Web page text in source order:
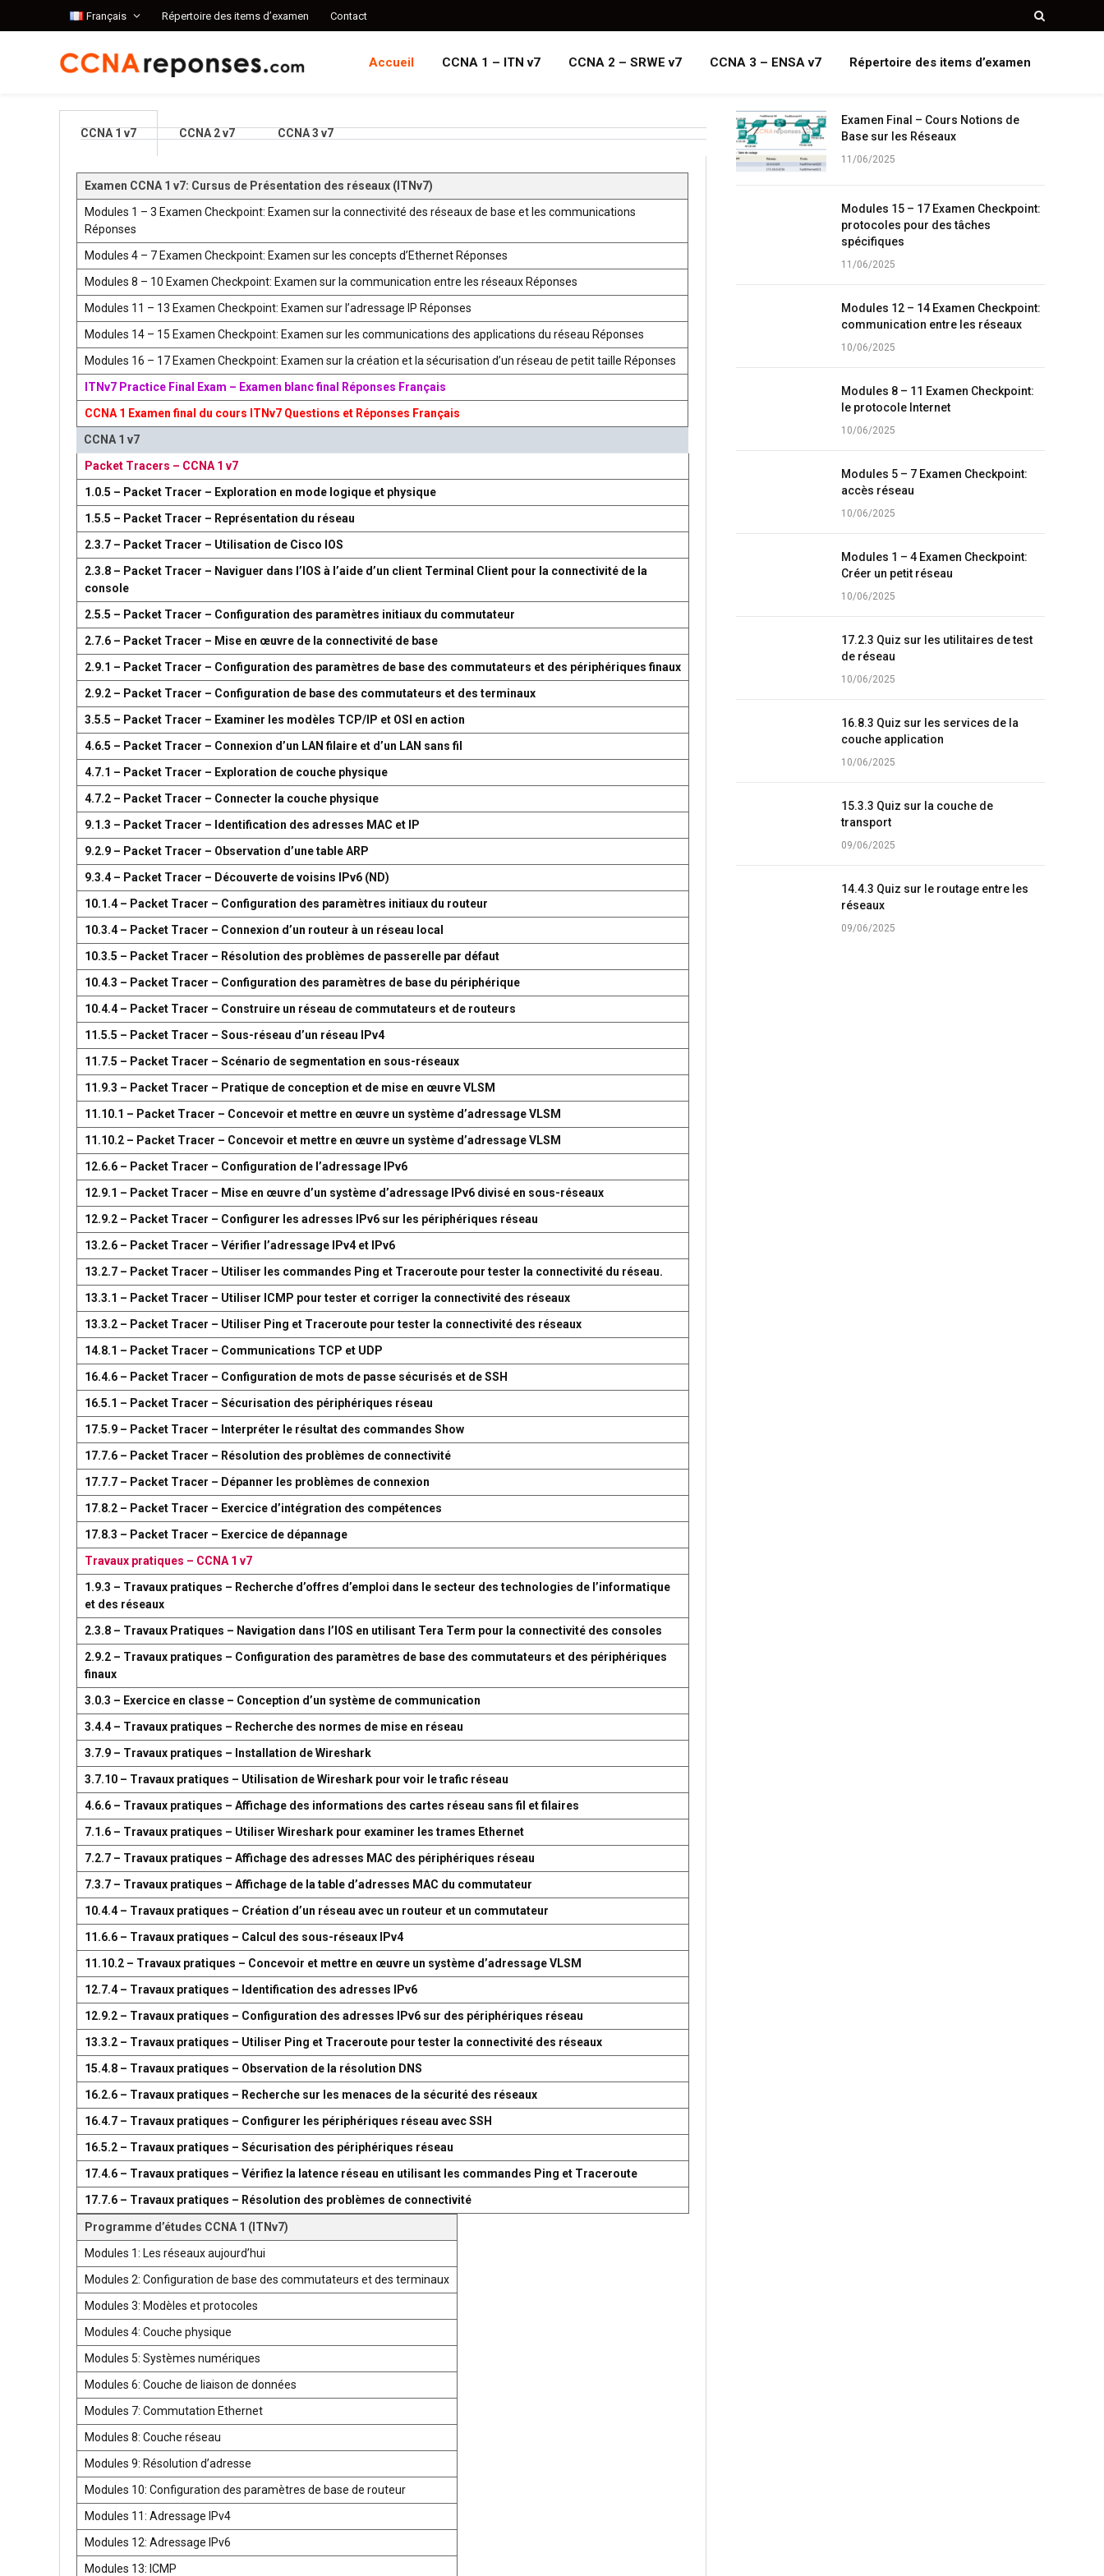
Français Répertoire des items d’examen Contact
Accueil CCNA 1 – ITN v7 CCNA 2 – SRWE v7 CCNA 3 – ENSA v7 Répertoire des items d’examen
CCNA 1 v7 CCNA 2 v7 CCNA 3 v7
Examen CCNA 1 v7: Cursus de Présentation des réseaux (ITNv7)
Modules 1 – 3 Examen Checkpoint: Examen sur la connectivité des réseaux de base et les communications
Réponses
Modules 4 – 7 Examen Checkpoint: Examen sur les concepts d’Ethernet Réponses
Modules 8 – 10 Examen Checkpoint: Examen sur la communication entre les réseaux Réponses
Modules 11 – 13 Examen Checkpoint: Examen sur l’adressage IP Réponses
Modules 14 – 15 Examen Checkpoint: Examen sur les communications des applications du réseau Réponses
Modules 16 – 17 Examen Checkpoint: Examen sur la création et la sécurisation d’un réseau de petit taille Réponses
ITNv7 Practice Final Exam – Examen blanc final Réponses Français
CCNA 1 Examen final du cours ITNv7 Questions et Réponses Français
CCNA 1 v7
Packet Tracers – CCNA 1 v7
1.0.5 – Packet Tracer – Exploration en mode logique et physique
1.5.5 – Packet Tracer – Représentation du réseau
2.3.7 – Packet Tracer – Utilisation de Cisco IOS
2.3.8 – Packet Tracer – Naviguer dans l’IOS à l’aide d’un client Terminal Client pour la connectivité de la
console
2.5.5 – Packet Tracer – Configuration des paramètres initiaux du commutateur
2.7.6 – Packet Tracer – Mise en œuvre de la connectivité de base
2.9.1 – Packet Tracer – Configuration des paramètres de base des commutateurs et des périphériques finaux
2.9.2 – Packet Tracer – Configuration de base des commutateurs et des terminaux
3.5.5 – Packet Tracer – Examiner les modèles TCP/IP et OSI en action
4.6.5 – Packet Tracer – Connexion d’un LAN filaire et d’un LAN sans fil
4.7.1 – Packet Tracer – Exploration de couche physique
4.7.2 – Packet Tracer – Connecter la couche physique
9.1.3 – Packet Tracer – Identification des adresses MAC et IP
9.2.9 – Packet Tracer – Observation d’une table ARP
9.3.4 – Packet Tracer – Découverte de voisins IPv6 (ND)
10.1.4 – Packet Tracer – Configuration des paramètres initiaux du routeur
10.3.4 – Packet Tracer – Connexion d’un routeur à un réseau local
10.3.5 – Packet Tracer – Résolution des problèmes de passerelle par défaut
10.4.3 – Packet Tracer – Configuration des paramètres de base du périphérique
10.4.4 – Packet Tracer – Construire un réseau de commutateurs et de routeurs
11.5.5 – Packet Tracer – Sous-réseau d’un réseau IPv4
11.7.5 – Packet Tracer – Scénario de segmentation en sous-réseaux
11.9.3 – Packet Tracer – Pratique de conception et de mise en œuvre VLSM
11.10.1 – Packet Tracer – Concevoir et mettre en œuvre un système d’adressage VLSM
11.10.2 – Packet Tracer – Concevoir et mettre en œuvre un système d’adressage VLSM
12.6.6 – Packet Tracer – Configuration de l’adressage IPv6
12.9.1 – Packet Tracer – Mise en œuvre d’un système d’adressage IPv6 divisé en sous-réseaux
12.9.2 – Packet Tracer – Configurer les adresses IPv6 sur les périphériques réseau
13.2.6 – Packet Tracer – Vérifier l’adressage IPv4 et IPv6
13.2.7 – Packet Tracer – Utiliser les commandes Ping et Traceroute pour tester la connectivité du réseau.
13.3.1 – Packet Tracer – Utiliser ICMP pour tester et corriger la connectivité des réseaux
13.3.2 – Packet Tracer – Utiliser Ping et Traceroute pour tester la connectivité des réseaux
14.8.1 – Packet Tracer – Communications TCP et UDP
16.4.6 – Packet Tracer – Configuration de mots de passe sécurisés et de SSH
16.5.1 – Packet Tracer – Sécurisation des périphériques réseau
17.5.9 – Packet Tracer – Interpréter le résultat des commandes Show
17.7.6 – Packet Tracer – Résolution des problèmes de connectivité
17.7.7 – Packet Tracer – Dépanner les problèmes de connexion
17.8.2 – Packet Tracer – Exercice d’intégration des compétences
17.8.3 – Packet Tracer – Exercice de dépannage
Travaux pratiques – CCNA 1 v7
1.9.3 – Travaux pratiques – Recherche d’offres d’emploi dans le secteur des technologies de l’informatique
et des réseaux
2.3.8 – Travaux Pratiques – Navigation dans l’IOS en utilisant Tera Term pour la connectivité des consoles
2.9.2 – Travaux pratiques – Configuration des paramètres de base des commutateurs et des périphériques
finaux
3.0.3 – Exercice en classe – Conception d’un système de communication
3.4.4 – Travaux pratiques – Recherche des normes de mise en réseau
3.7.9 – Travaux pratiques – Installation de Wireshark
3.7.10 – Travaux pratiques – Utilisation de Wireshark pour voir le trafic réseau
4.6.6 – Travaux pratiques – Affichage des informations des cartes réseau sans fil et filaires
7.1.6 – Travaux pratiques – Utiliser Wireshark pour examiner les trames Ethernet
7.2.7 – Travaux pratiques – Affichage des adresses MAC des périphériques réseau
7.3.7 – Travaux pratiques – Affichage de la table d’adresses MAC du commutateur
10.4.4 – Travaux pratiques – Création d’un réseau avec un routeur et un commutateur
11.6.6 – Travaux pratiques – Calcul des sous-réseaux IPv4
11.10.2 – Travaux pratiques – Concevoir et mettre en œuvre un système d’adressage VLSM
12.7.4 – Travaux pratiques – Identification des adresses IPv6
12.9.2 – Travaux pratiques – Configuration des adresses IPv6 sur des périphériques réseau
13.3.2 – Travaux pratiques – Utiliser Ping et Traceroute pour tester la connectivité des réseaux
15.4.8 – Travaux pratiques – Observation de la résolution DNS
16.2.6 – Travaux pratiques – Recherche sur les menaces de la sécurité des réseaux
16.4.7 – Travaux pratiques – Configurer les périphériques réseau avec SSH
16.5.2 – Travaux pratiques – Sécurisation des périphériques réseau
17.4.6 – Travaux pratiques – Vérifiez la latence réseau en utilisant les commandes Ping et Traceroute
17.7.6 – Travaux pratiques – Résolution des problèmes de connectivité
Programme d’études CCNA 1 (ITNv7)
Modules 1: Les réseaux aujourd’hui
Modules 2: Configuration de base des commutateurs et des terminaux
Modules 3: Modèles et protocoles
Modules 4: Couche physique
Modules 5: Systèmes numériques
Modules 6: Couche de liaison de données
Modules 7: Commutation Ethernet
Modules 8: Couche réseau
Modules 9: Résolution d’adresse
Modules 10: Configuration des paramètres de base de routeur
Modules 11: Adressage IPv4
Modules 12: Adressage IPv6
Modules 13: ICMP
Examen Final – Cours Notions de
Base sur les Réseaux
11/06/2025
Modules 15 – 17 Examen Checkpoint:
protocoles pour des tâches
spécifiques
11/06/2025
Modules 12 – 14 Examen Checkpoint:
communication entre les réseaux
10/06/2025
Modules 8 – 11 Examen Checkpoint:
le protocole Internet
10/06/2025
Modules 5 – 7 Examen Checkpoint:
accès réseau
10/06/2025
Modules 1 – 4 Examen Checkpoint:
Créer un petit réseau
10/06/2025
17.2.3 Quiz sur les utilitaires de test
de réseau
10/06/2025
16.8.3 Quiz sur les services de la
couche application
10/06/2025
15.3.3 Quiz sur la couche de
transport
09/06/2025
14.4.3 Quiz sur le routage entre les
réseaux
09/06/2025